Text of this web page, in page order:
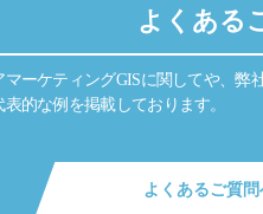
よくある
マーケティングGISに関してや、弊
表的な例を掲載しております。
よくあるご質問